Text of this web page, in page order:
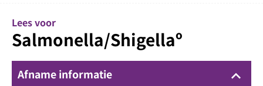
Lees voor
Salmonella/Shigellaº
Afname informatie keyboard_arrow_up